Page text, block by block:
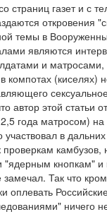
страниц газет и с
откровения
темы в
являются
и матросами,
компотах (киселях)
автор этой статьи
года матросом)
в
камбузов,
кнопкам" и
замечал. Так что
оплевать
ничего